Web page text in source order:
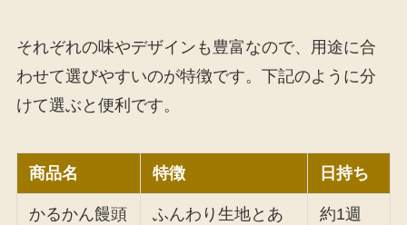
それぞれの味やデザインも豊富なので、用途に合
わせて選びやすいのが特徴です。下記のように分
けて選ぶと便利です。
商品名 特徴 日持ち
かるかん饅頭
ふんわり生地とあ
約1週